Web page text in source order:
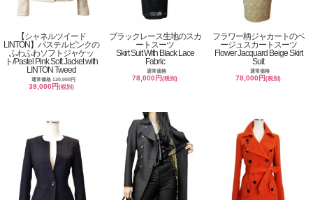
【シャネルツイード
LINTON】パステルピンクの
ふわふわソフトジャケッ
ト/Pastel Pink Soft Jacket with
LINTON Tweed
通常価格 120,000円
39,000円(税別)
ブラックレース生地のスカ
ートスーツ
Skirt Suit With Black Lace
Fabric
通常価格
78,000円(税別)
フラワー柄ジャカートのベ
ージュスカートスーツ
Flower Jacquard Beige Skirt
Suit
通常価格
78,000円(税別)